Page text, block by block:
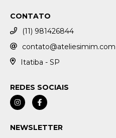
CONTATO
(11) 981426844
contato@ateliesimim.com
Itatiba - SP
REDES SOCIAIS
NEWSLETTER